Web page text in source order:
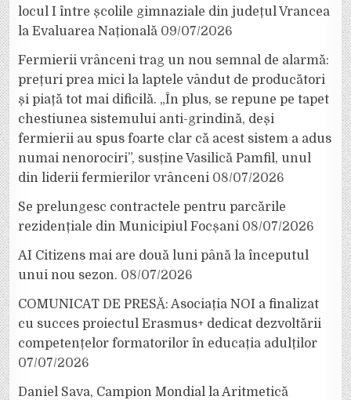
locul I între școlile gimnaziale din județul Vrancea
la Evaluarea Națională 09/07/2026
Fermierii vrânceni trag un nou semnal de alarmă:
prețuri prea mici la laptele vândut de producători
și piață tot mai dificilă. „În plus, se repune pe tapet
chestiunea sistemului anti-grindină, deși
fermierii au spus foarte clar că acest sistem a adus
numai nenorociri”, susține Vasilică Pamfil, unul
din liderii fermierilor vrânceni 08/07/2026
Se prelungesc contractele pentru parcările
rezidențiale din Municipiul Focșani 08/07/2026
AI Citizens mai are două luni până la începutul
unui nou sezon. 08/07/2026
COMUNICAT DE PRESĂ: Asociația NOI a finalizat
cu succes proiectul Erasmus+ dedicat dezvoltării
competențelor formatorilor în educația adulților
07/07/2026
Daniel Sava, Campion Mondial la Aritmetică